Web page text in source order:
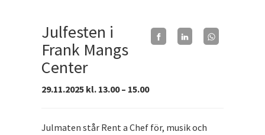
Julfesten i
Frank Mangs
Center
29.11.2025 kl. 13.00 – 15.00
Julmaten står Rent a Chef för, musik och